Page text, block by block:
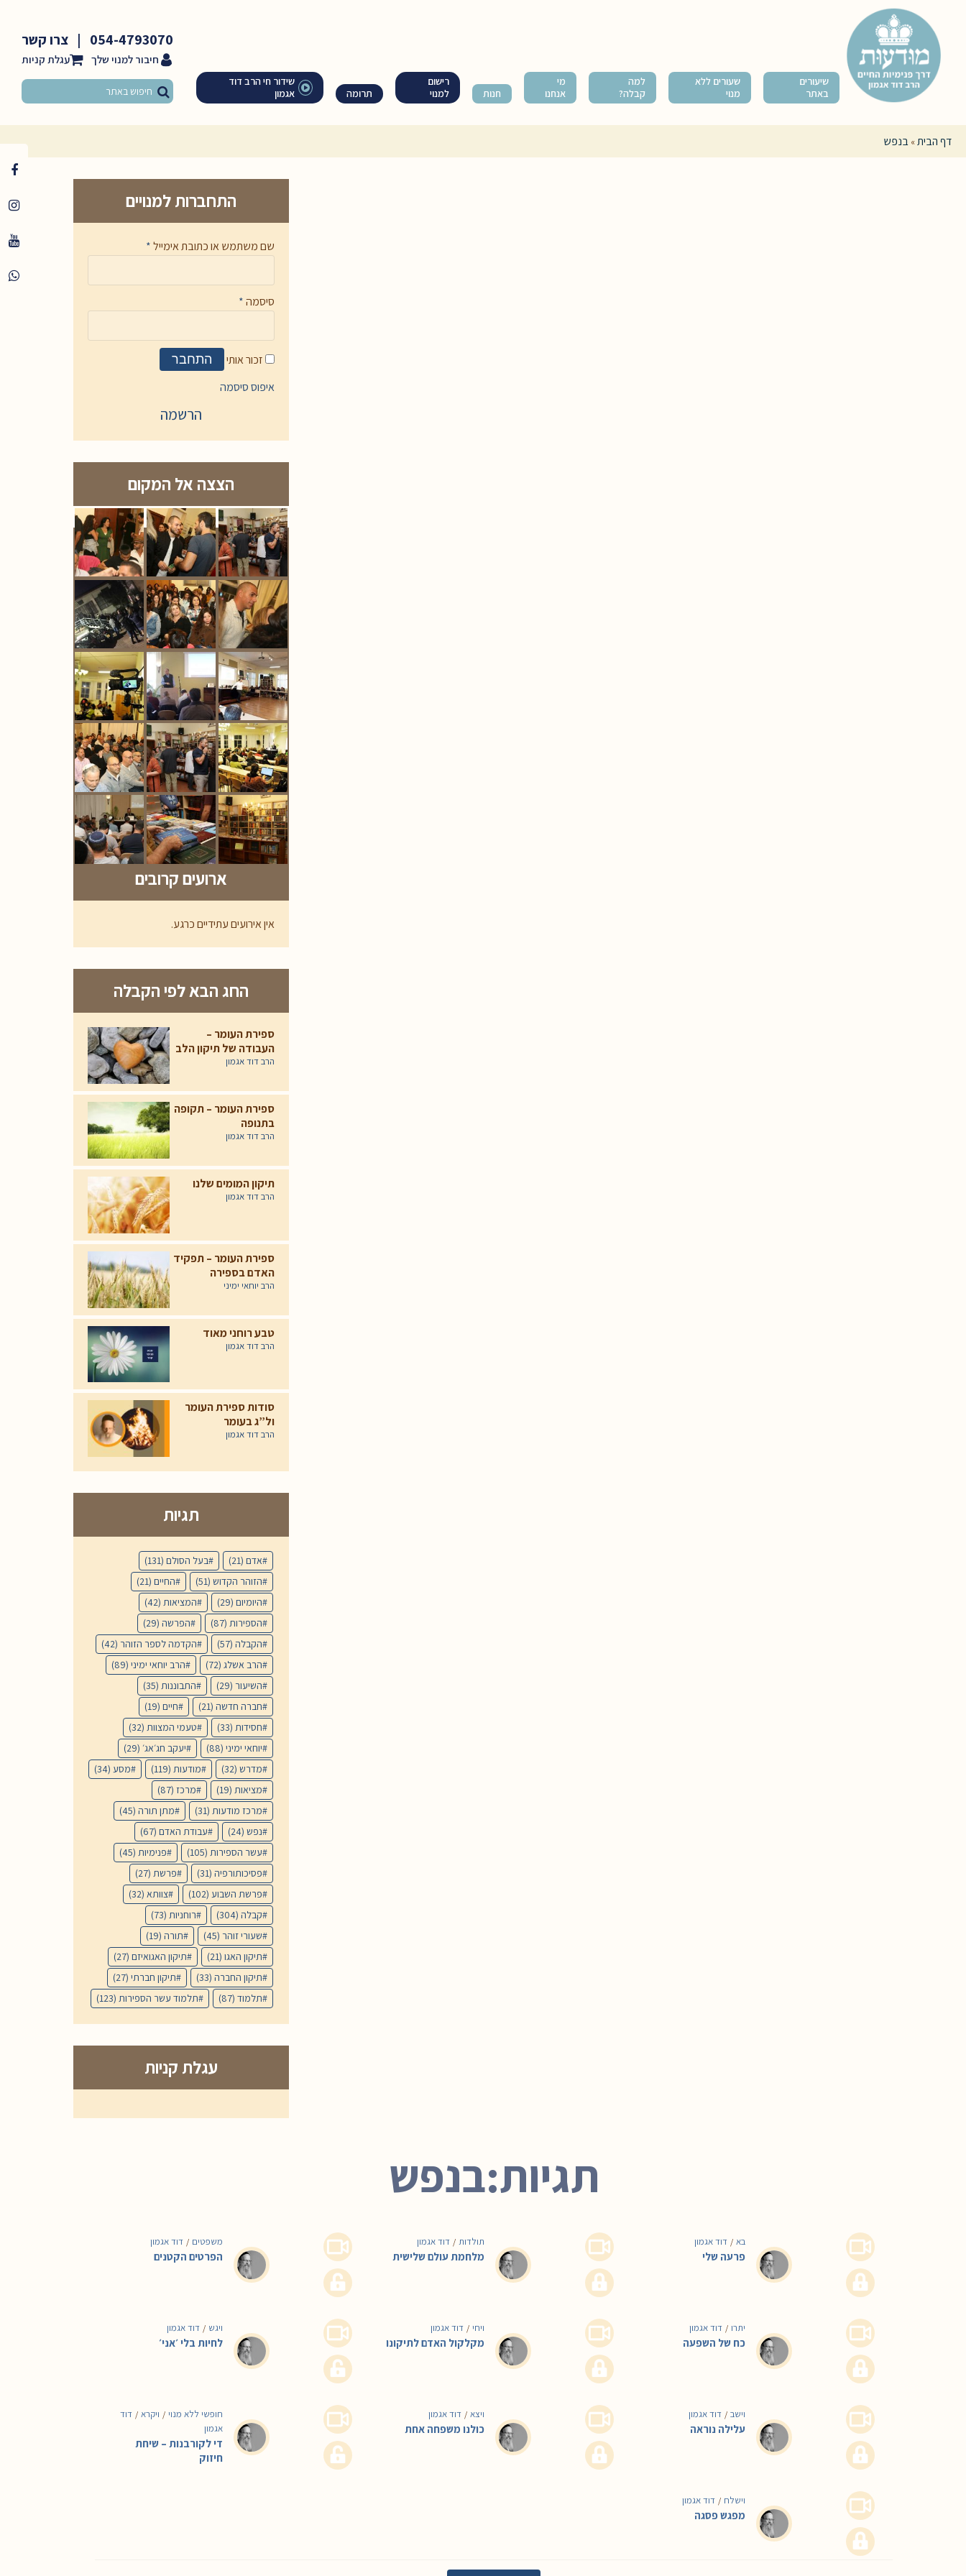
שיעורים
באתר
שעורים ללא
מנוי
למה
קבלה?
מי
אנחנו
חנות
רישום
למנוי
תרומה
שידור חי הרב דוד
אגמון
054-4793070
| צרו קשר
חיבור למנוי שלך
דף הבית» בנפש
התחברות למנויים
שם משתמש או כתובת אימייל*
סיסמה*
זכור אותי התחבר
איפוס סיסמה
הרשמה
הצצה אל המקום
ארועים קרובים
אין אירועים עתידיים כרגע.
החג הבא לפי הקבלה
ספירת העומר –
העבודה של תיקון הלב
הרב דוד אגמון
ספירת העומר – תקופה
בתנופה
הרב דוד אגמון
תיקון המומים שלנו
הרב דוד אגמון
ספירת העומר – תפקיד
האדם בספירה
הרב יוחאי ימיני
טבע רוחני מאוד
הרב דוד אגמון
סודות ספירת העומר
ול”ג בעומר
הרב דוד אגמון
תגיות
אדם (21) בעל הסולם (131)
הזוהר הקדוש (51) החיים (21)
היומיום (29) המציאות (42)
הספירות (87) הפרשה (29)
הקבלה (57) הקדמה לספר הזוהר (42)
הרב אשלג (72) הרב יוחאי ימיני (89)
השיעור (29) התבוננות (35)
חברה חדשה (21) חיים (19)
חסידות (33) טעמי המצוות (32)
יוחאי ימיני (88) יעקב חג׳אג׳ (29)
מדרש (32) מודעות (119) מסע (34)
מציאות (19) מרכז (87)
מרכז מודעות (31) מתן תורה (45)
נפש (24) עבודת האדם (67)
עשר הספירות (105) פנימיות (45)
פסיכותורפיה (31) פרשת (27)
פרשת השבוע (102) צוותא (32)
קבלה (304) רוחניות (73)
שעורי זוהר (45) תורה (19)
תיקון האגו (21) תיקון האגואיזם (27)
תיקון החברה (33) תיקון חברתי (27)
תלמוד (87) תלמוד עשר הספירות (123)
עגלת קניות
תגיות:בנפש
בא / דוד אגמון
פרעה שלי
תולדות / דוד אגמון
מלחמת עולם שלישית
משפטים / דוד אגמון
הפרטים הקטנים
יתרו / דוד אגמון
כח של השפעה
ויחי / דוד אגמון
מקלקול האדם לתיקונו
ויגש / דוד אגמון
לחיות בלי ׳אני׳
וישב / דוד אגמון
עלילה נוראה
ויצא / דוד אגמון
כולנו משפחה אחת
חופשי ללא מנוי / ויקרא / דוד
אגמון
די לקורבנות – שיחת
חיזוק
וישלח / דוד אגמון
מפגש פסגה